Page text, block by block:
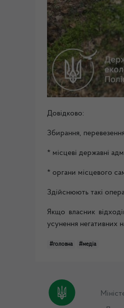
Довідково:
Збирання,
* місцеві державні
* органи місцевого
Здійснюють такі
Якщо власник
усунення негативних
#головна #медіа